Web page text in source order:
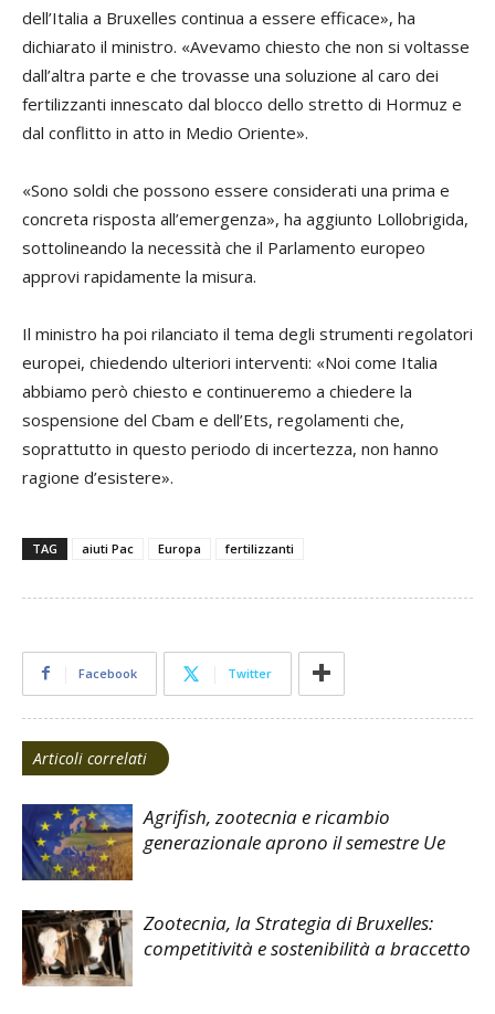
dell’Italia a Bruxelles continua a essere efficace», ha
dichiarato il ministro. «Avevamo chiesto che non si voltasse
dall’altra parte e che trovasse una soluzione al caro dei
fertilizzanti innescato dal blocco dello stretto di Hormuz e
dal conflitto in atto in Medio Oriente».
«Sono soldi che possono essere considerati una prima e
concreta risposta all’emergenza», ha aggiunto Lollobrigida,
sottolineando la necessità che il Parlamento europeo
approvi rapidamente la misura.
Il ministro ha poi rilanciato il tema degli strumenti regolatori
europei, chiedendo ulteriori interventi: «Noi come Italia
abbiamo però chiesto e continueremo a chiedere la
sospensione del Cbam e dell’Ets, regolamenti che,
soprattutto in questo periodo di incertezza, non hanno
ragione d’esistere».
TAG aiuti Pac Europa fertilizzanti
Facebook Twitter
Articoli correlati
Agrifish, zootecnia e ricambio
generazionale aprono il semestre Ue
Zootecnia, la Strategia di Bruxelles:
competitività e sostenibilità a braccetto